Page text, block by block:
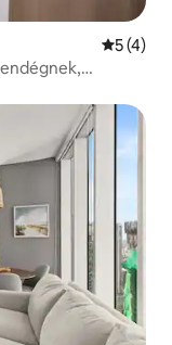
Átlagos
5 (4)